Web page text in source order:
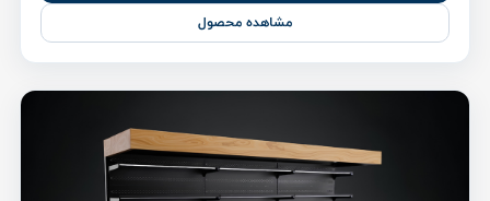
مشاهده محصول